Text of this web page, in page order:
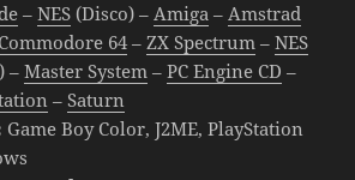
–NES (Disco) –Amiga –Amstrad
Commodore 64 –ZX Spectrum –NES
–Master System –PC Engine CD –
–Saturn
Game Boy Color, J2ME, PlayStation